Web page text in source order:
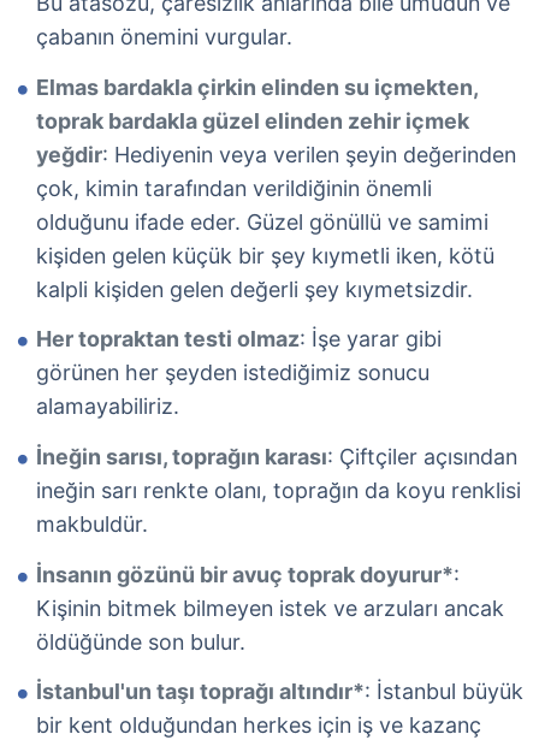
çabanın önemini vurgular.
Elmas bardakla çirkin elinden su içmekten,
toprak bardakla güzel elinden zehir içmek
yeğdir: Hediyenin veya verilen şeyin değerinden
çok, kimin tarafından verildiğinin önemli
olduğunu ifade eder. Güzel gönüllü ve samimi
kişiden gelen küçük bir şey kıymetli iken, kötü
kalpli kişiden gelen değerli şey kıymetsizdir.
Her topraktan testi olmaz: İşe yarar gibi
görünen her şeyden istediğimiz sonucu
alamayabiliriz.
İneğin sarısı, toprağın karası: Çiftçiler açısından
ineğin sarı renkte olanı, toprağın da koyu renklisi
makbuldür.
İnsanın gözünü bir avuç toprak doyurur*:
Kişinin bitmek bilmeyen istek ve arzuları ancak
öldüğünde son bulur.
İstanbul'un taşı toprağı altındır*: İstanbul büyük
bir kent olduğundan herkes için iş ve kazanç